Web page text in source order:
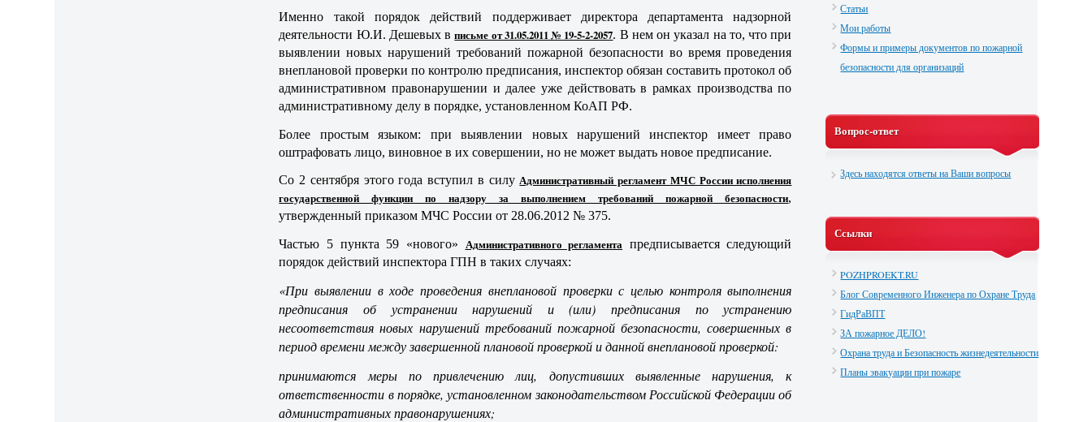
Именно такой порядок действий поддерживает директора департамента надзорной
деятельности Ю.И. Дешевых вписьме от 31.05.2011 № 19-5-2-2057. В нем он указал на то, что при
выявлении новых нарушений требований пожарной безопасности во время проведения
внеплановой проверки по контролю предписания, инспектор обязан составить протокол об
административном правонарушении и далее уже действовать в рамках производства по
административному делу в порядке, установленном КоАП РФ.
Более простым языком: при выявлении новых нарушений инспектор имеет право
оштрафовать лицо, виновное в их совершении, но не может выдать новое предписание.
Со 2 сентября этого года вступил в силу Административный регламент МЧС России исполнения
государственной функции по надзору за выполнением требований пожарной безопасности,
утвержденный приказом МЧС России от 28.06.2012 № 375.
Частью 5 пункта 59 «нового» Административного регламента предписывается следующий
порядок действий инспектора ГПН в таких случаях:
«При выявлении в ходе проведения внеплановой проверки с целью контроля выполнения
предписания об устранении нарушений и (или) предписания по устранению
несоответствия новых нарушений требований пожарной безопасности, совершенных в
период времени между завершенной плановой проверкой и данной внеплановой проверкой:
принимаются меры по привлечению лиц, допустивших выявленные нарушения, к
ответственности в порядке, установленном законодательством Российской Федерации об
административных правонарушениях;
Статьи
Мои работы
Формы и примеры документов по пожарной
безопасности для организаций
Вопрос-ответ
Здесь находятся ответы на Ваши вопросы
Ссылки
POZHPROEKT.RU
Блог Современного Инженера по Охране Труда
ГидРаВПТ
ЗА пожарное ДЕЛО!
Охрана труда и Безопасность жизнедеятельности
Планы эвакуации при пожаре